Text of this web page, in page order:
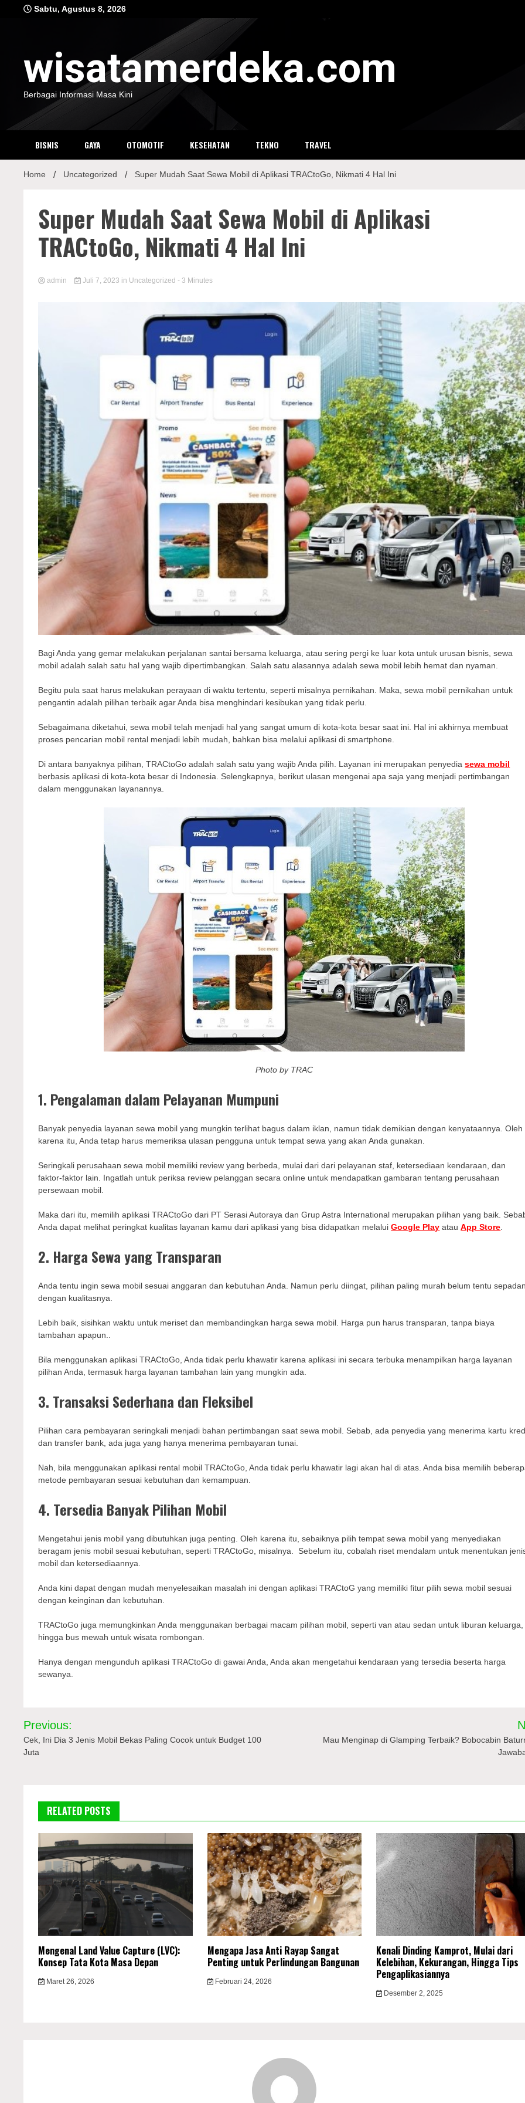
Sabtu, Agustus 8, 2026
wisatamerdeka.com
Berbagai Informasi Masa Kini
BISNIS GAYA OTOMOTIF KESEHATAN TEKNO TRAVEL
Home Uncategorized Super Mudah Saat Sewa Mobil di Aplikasi TRACtoGo, Nikmati 4 Hal Ini
Super Mudah Saat Sewa Mobil di Aplikasi
TRACtoGo, Nikmati 4 Hal Ini
admin Juli 7, 2023 in Uncategorized - 3 Minutes
Bagi Anda yang gemar melakukan perjalanan santai bersama keluarga, atau sering pergi ke luar kota untuk urusan bisnis, sewa
mobil adalah salah satu hal yang wajib dipertimbangkan. Salah satu alasannya adalah sewa mobil lebih hemat dan nyaman.
Begitu pula saat harus melakukan perayaan di waktu tertentu, seperti misalnya pernikahan. Maka, sewa mobil pernikahan untuk
pengantin adalah pilihan terbaik agar Anda bisa menghindari kesibukan yang tidak perlu.
Sebagaimana diketahui, sewa mobil telah menjadi hal yang sangat umum di kota-kota besar saat ini. Hal ini akhirnya membuat
proses pencarian mobil rental menjadi lebih mudah, bahkan bisa melalui aplikasi di smartphone.
Di antara banyaknya pilihan, TRACtoGo adalah salah satu yang wajib Anda pilih. Layanan ini merupakan penyediasewa mobil
berbasis aplikasi di kota-kota besar di Indonesia. Selengkapnya, berikut ulasan mengenai apa saja yang menjadi pertimbangan
dalam menggunakan layanannya.
Photo by TRAC
1. Pengalaman dalam Pelayanan Mumpuni
Banyak penyedia layanan sewa mobil yang mungkin terlihat bagus dalam iklan, namun tidak demikian dengan kenyataannya. Oleh
karena itu, Anda tetap harus memeriksa ulasan pengguna untuk tempat sewa yang akan Anda gunakan.
Seringkali perusahaan sewa mobil memiliki review yang berbeda, mulai dari dari pelayanan staf, ketersediaan kendaraan, dan
faktor-faktor lain. Ingatlah untuk periksa review pelanggan secara online untuk mendapatkan gambaran tentang perusahaan
persewaan mobil.
Maka dari itu, memilih aplikasi TRACtoGo dari PT Serasi Autoraya dan Grup Astra International merupakan pilihan yang baik.
Anda dapat melihat peringkat kualitas layanan kamu dari aplikasi yang bisa didapatkan melaluiGoogle Play atauApp Store
2. Harga Sewa yang Transparan
Anda tentu ingin sewa mobil sesuai anggaran dan kebutuhan Anda. Namun perlu diingat, pilihan paling murah belum tentu sepadan
dengan kualitasnya.
Lebih baik, sisihkan waktu untuk meriset dan membandingkan harga sewa mobil. Harga pun harus transparan, tanpa biaya
tambahan apapun..
Bila menggunakan aplikasi TRACtoGo, Anda tidak perlu khawatir karena aplikasi ini secara terbuka menampilkan harga layanan
pilihan Anda, termasuk harga layanan tambahan lain yang mungkin ada.
3. Transaksi Sederhana dan Fleksibel
Pilihan cara pembayaran seringkali menjadi bahan pertimbangan saat sewa mobil. Sebab, ada penyedia yang menerima kartu
dan transfer bank, ada juga yang hanya menerima pembayaran tunai.
Nah, bila menggunakan aplikasi rental mobil TRACtoGo, Anda tidak perlu khawatir lagi akan hal di atas. Anda bisa memilih
metode pembayaran sesuai kebutuhan dan kemampuan.
4. Tersedia Banyak Pilihan Mobil
Mengetahui jenis mobil yang dibutuhkan juga penting. Oleh karena itu, sebaiknya pilih tempat sewa mobil yang menyediakan
beragam jenis mobil sesuai kebutuhan, seperti TRACtoGo, misalnya. Sebelum itu, cobalah riset mendalam untuk menentukan
mobil dan ketersediaannya.
Anda kini dapat dengan mudah menyelesaikan masalah ini dengan aplikasi TRACtoG yang memiliki fitur pilih sewa mobil sesuai
dengan keinginan dan kebutuhan.
TRACtoGo juga memungkinkan Anda menggunakan berbagai macam pilihan mobil, seperti van atau sedan untuk liburan keluarga,
hingga bus mewah untuk wisata rombongan.
Hanya dengan mengunduh aplikasi TRACtoGo di gawai Anda, Anda akan mengetahui kendaraan yang tersedia beserta harga
sewanya.
Navigasi
pos
Previous:
Cek, Ini Dia 3 Jenis Mobil Bekas Paling Cocok untuk Budget 100
Juta
Mau Menginap di Glamping Terbaik? Bobocabin
RELATED POSTS
Mengenal Land Value Capture (LVC):
Konsep Tata Kota Masa Depan
Maret 26, 2026
Mengapa Jasa Anti Rayap Sangat
Penting untuk Perlindungan Bangunan
Februari 24, 2026
Kenali Dinding Kamprot, Mulai dari
Kelebihan, Kekurangan, Hingga Tips
Pengaplikasiannya
Desember 2, 2025